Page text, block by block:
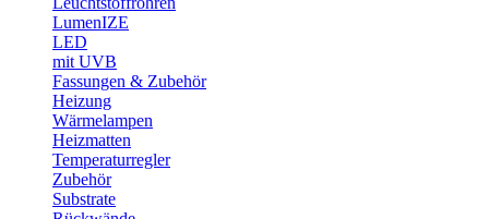
LumenIZE
LED
mit UVB
Fassungen & Zubehör
Heizung
Wärmelampen
Heizmatten
Temperaturregler
Zubehör
Substrate